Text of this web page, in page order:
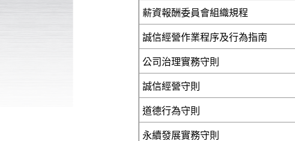
薪資報酬委員會組織規程
誠信經營作業程序及行為指南
公司治理實務守則
誠信經營守則
道德行為守則
永續發展實務守則